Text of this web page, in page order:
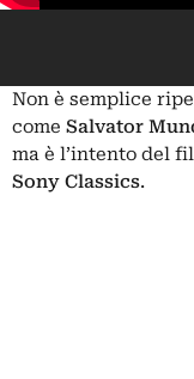
Non è semplice
come Salvator
ma è l’intento del
Sony Classics.